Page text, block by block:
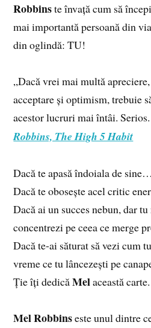
Robbinste învață cum să
mai importantă persoană din
din oglindă: TU!
„Dacă vrei mai multă
acceptare și optimism, trebuie
acestor lucruri mai întâi.
Robbins, The High 5 Habit
Dacă te apasă îndoiala de sine…
Dacă te obosește acel critic
Dacă ai un succes nebun, dar
concentrezi pe ceea ce merge
Dacă te-ai săturat să vezi cum
vreme ce tu lâncezești pe
Ție îți dedicăMelaceastă carte.
Mel Robbinseste unul dintre